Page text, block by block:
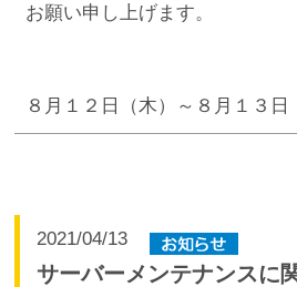
お願い申し上げます。
８月１２日（木）～８月１３日
2021/04/13
サーバーメンテナンスに